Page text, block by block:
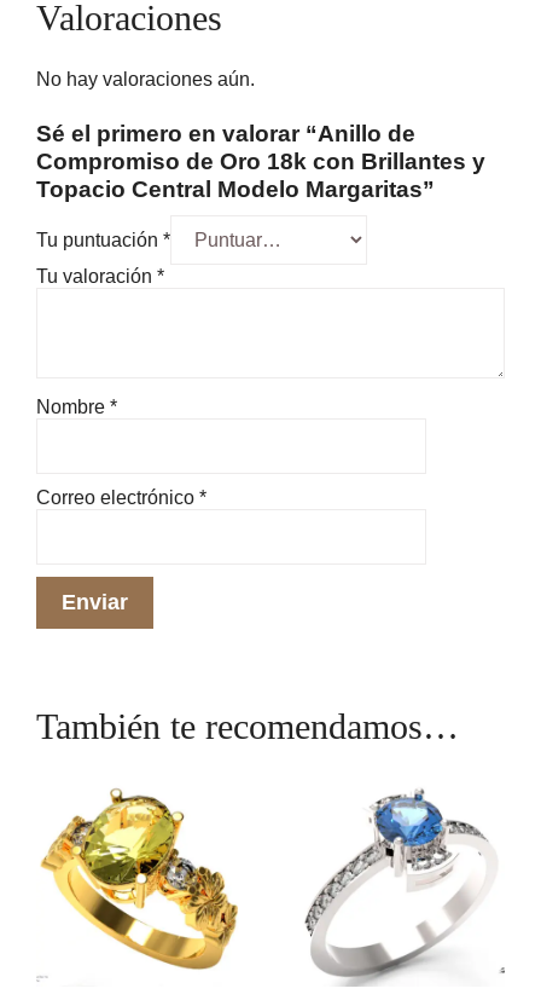
Valoraciones
No hay valoraciones aún.
Sé el primero en valorar “Anillo de
Compromiso de Oro 18k con Brillantes y
Topacio Central Modelo Margaritas”
Tu puntuación *
Tu valoración *
Nombre *
Correo electrónico *
También te recomendamos…
producto
tiene
varias
variantes.
Las
opciones